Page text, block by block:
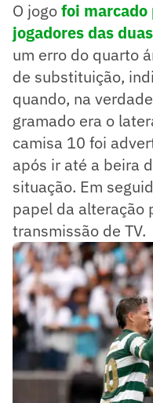
O jogofoi marcado
jogadores das
um erro do quarto
de substituição,
quando, na
gramado era o
camisa 10 foi
após ir até a beira
situação. Em
papel da alteração
transmissão de TV.